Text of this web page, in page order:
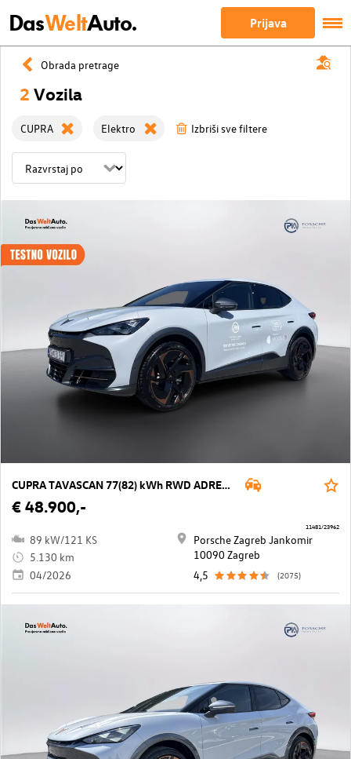
DasWeltAuto. Prijava
Obrada pretrage
2 Vozila
CUPRA Elektro Izbriši sve filtere
CUPRA TAVASCAN 77(82) kWh RWD ADRENALINe Tribe
€ 48.900,-
89 kW/121 KS
5.130 km
04/2026
Porsche Zagreb Jankomir
10090 Zagreb
4,5
(2075)
11481/23962